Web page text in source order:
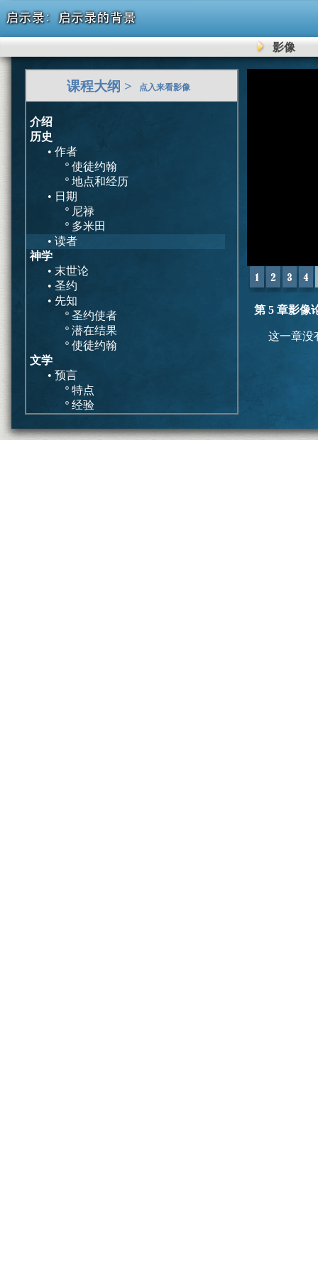
影像
第 5 章影像
这一章没
课程大纲 > 点入来看影像
介绍
历史
• 作者
º 使徒约翰
º 地点和经历
• 日期
º 尼禄
º 多米田
• 读者
神学
• 末世论
• 圣约
• 先知
º 圣约使者
º 潜在结果
º 使徒约翰
文学
• 预言
º 特点
º 经验
º 特点